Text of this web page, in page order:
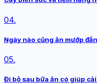
04.
Ngày nào cũng ăn mướp
05.
Đi bộ sau bữa ăn có giúp